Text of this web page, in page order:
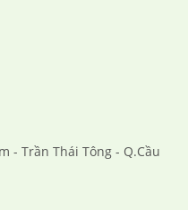
- Trần Thái Tông - Q.Cầu